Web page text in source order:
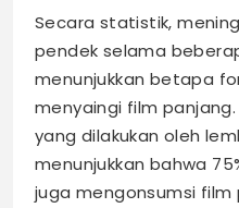
Secara statistik,
pendek selama
menunjukkan betapa
menyaingi film
yang dilakukan oleh
menunjukkan bahwa
juga mengonsumsi